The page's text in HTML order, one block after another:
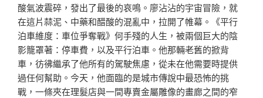
酸氣波震碎，發出了最後的哀鳴。廖沾沾的宇宙冒險，就
在這片蒜泥、中藥和醋酸的混亂中，拉開了帷幕。《平行
泊車維度：車位爭奪戰》何手殘的人生，被兩個巨大的陰
影籠罩著：停車費，以及平行泊車。他那輛老舊的掀背
車，彷彿繼承了他所有的駕駛焦慮，從未在他需要時提供
過任何幫助。今天，他面臨的是城市傳說中最恐怖的挑
戰，一條夾在理髮店與一間專賣金屬雕像的畫廊之間的窄